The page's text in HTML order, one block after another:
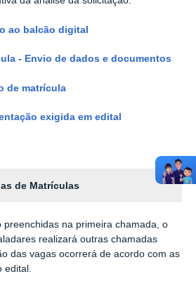
ao balcão digital
- Envio de dados e documentos
de matrícula
exigida em edital
de Matrículas
preenchidas na primeira chamada, o
realizará outras chamadas
das vagas ocorrerá de acordo com as